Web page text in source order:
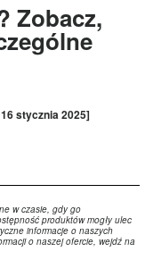
Zobacz,
stycznia 2025]
w czasie, gdy go
produktów mogły ulec
informacje o naszych
o naszej ofercie, wejdź na